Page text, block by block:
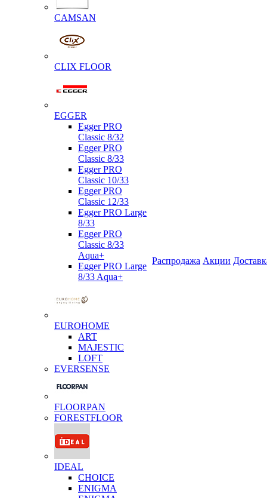
CAMSAN
CLIX FLOOR
EGGER
Egger PRO
Classic 8/32
Egger PRO
Classic 8/33
Egger PRO
Classic 10/33
Egger PRO
Classic 12/33
Egger PRO Large
8/33
Egger PRO
Classic 8/33
Aqua+
Egger PRO Large
8/33 Aqua+
EUROHOME
ART
MAJESTIC
LOFT
EVERSENSE
FLOORPAN
FORESTFLOOR
IDEAL
CHOICE
ENIGMA
Распродажа Акции